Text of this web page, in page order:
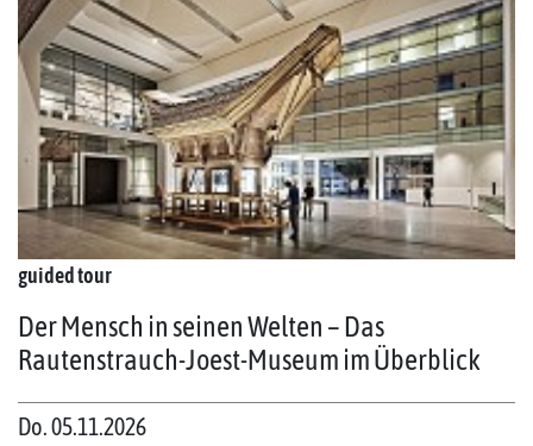
guided tour
Der Mensch in seinen Welten – Das
Rautenstrauch-Joest-Museum im Überblick
Do. 05.11.2026